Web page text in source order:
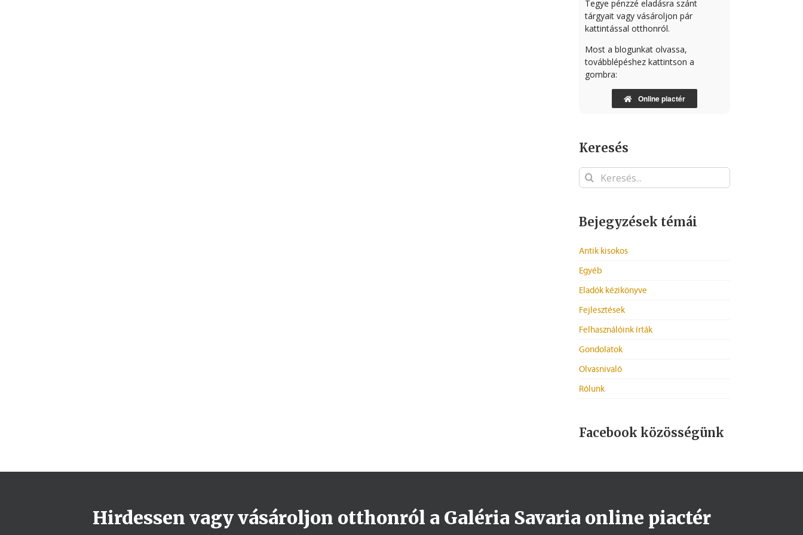
Tegye pénzzé eladásra szánt
tárgyait vagy vásároljon pár
kattintással otthonról.
Most a blogunkat olvassa,
továbblépéshez kattintson a
gombra:
Online piactér
Keresés
Keresés...
Bejegyzések témái
Antik kisokos
Egyéb
Eladók kézikönyve
Fejlesztések
Felhasználóink írták
Gondolatok
Olvasnivaló
Rólunk
Facebook közösségünk
Hirdessen vagy vásároljon otthonról a Galéria Savaria online piactér